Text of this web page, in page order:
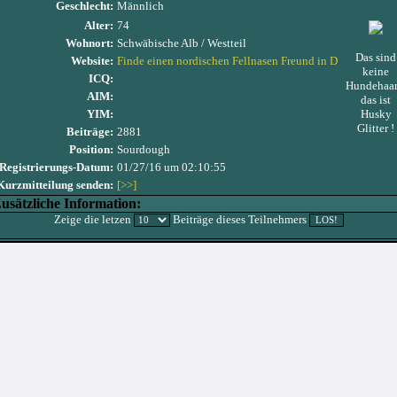
Geschlecht: Männlich
Alter: 74
Wohnort: Schwäbische Alb / Westteil
Website: Finde einen nordischen Fellnasen Freund in D
ICQ:
AIM:
YIM:
Beiträge: 2881
Position: Sourdough
Registrierungs-Datum: 01/27/16 um 02:10:55
senden: [>>]
Das sind
keine
das ist
Husky
Glitter !
Information:
Zeige die letzen Beiträge dieses Teilnehmers